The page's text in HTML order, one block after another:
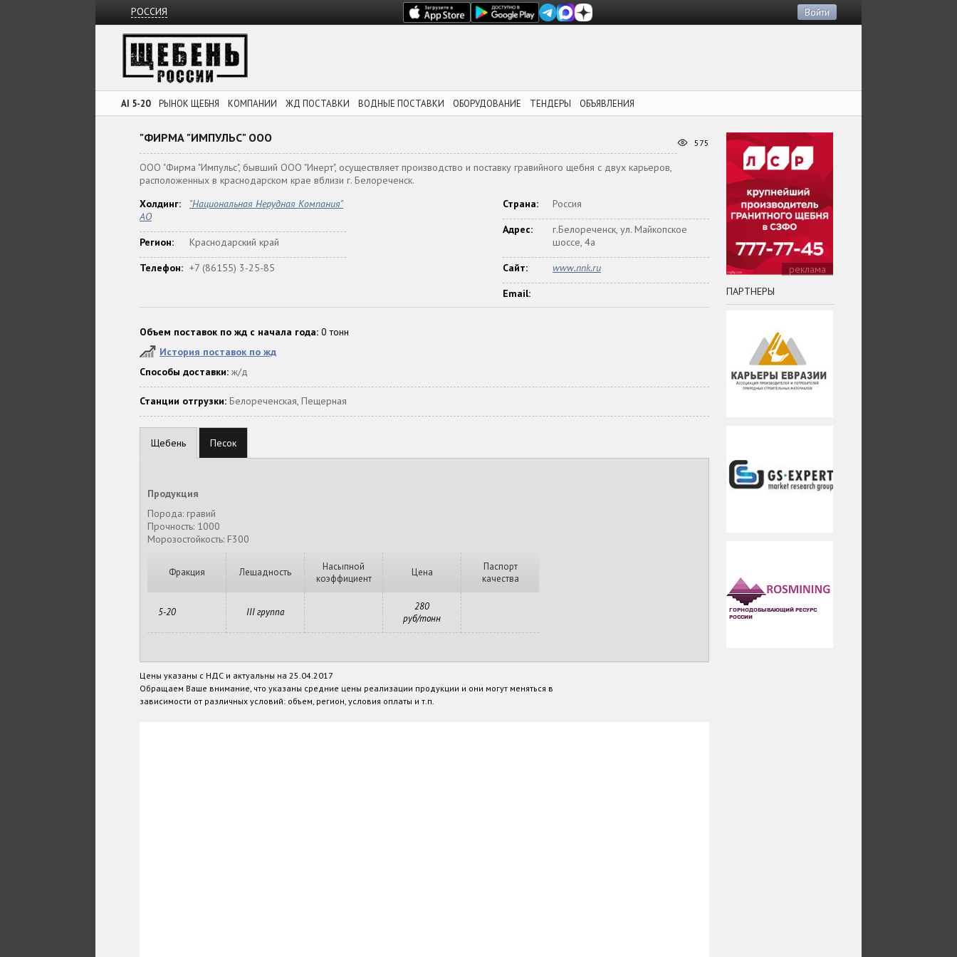
РОССИЯ Войти
AI 5-20 РЫНОК ЩЕБНЯ КОМПАНИИ ЖД ПОСТАВКИ ВОДНЫЕ ПОСТАВКИ ОБОРУДОВАНИЕ ТЕНДЕРЫ ОБЪЯВЛЕНИЯ
"ФИРМА "ИМПУЛЬС" ООО 575
ООО "Фирма "Импульс", бывший ООО "Инерт", осуществляет производство и поставку гравийного щебня с двух карьеров,
расположенных в краснодарском крае вблизи г. Белореченск.
Холдинг:
"Национальная Нерудная Компания"
АО
Регион:
Краснодарский край
Телефон: +7 (86155) 3-25-85
Страна:
Россия
Адрес:
г.Белореченск, ул. Майкопское
шоссе, 4а
Сайт:
www.nnk.ru
Email:
Объем поставок по жд с начала года: 0 тонн
История поставок по жд
Способы доставки: ж/д
Станции отгрузки: Белореченская, Пещерная
Щебень Песок
Продукция
Порода: гравий
Прочность: 1000
Морозостойкость: F300
Фракция Лещадность
Насыпной
коэффициент
Цена
Паспорт
качества
5-20 III группа
280
руб/тонн
Цены указаны с НДС и актуальны на 25.04.2017
Обращаем Ваше внимание, что указаны средние цены реализации продукции и они могут меняться в
зависимости от различных условий: объем, регион, условия оплаты и т.п.
реклама
ПАРТНЕРЫ